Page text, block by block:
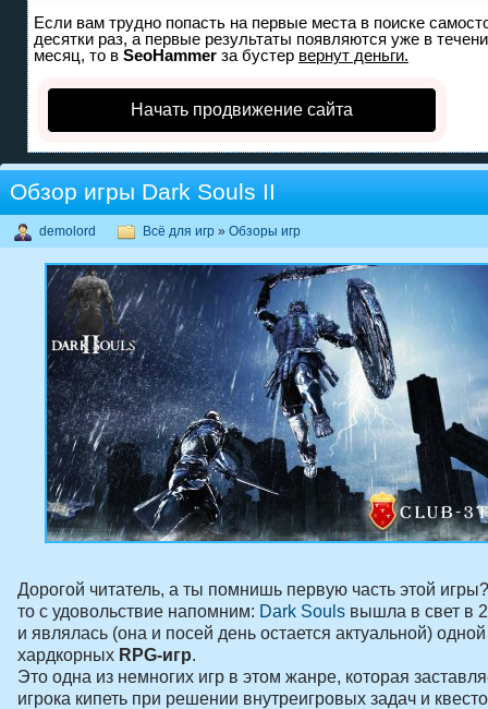
Если вам трудно попасть на первые места в поиске
десятки раз, а первые результаты появляются уже в
месяц, то в SeoHammer за бустер вернут деньги.
Начать продвижение сайта
Обзор игры Dark Souls II
demolord Всё для игр » Обзоры игр
Дорогой читатель, а ты помнишь первую часть этой
то с удовольствие напомним: Dark Souls вышла в свет в
и являлась (она и посей день остается актуальной)
хардкорных RPG-игр.
Это одна из немногих игр в этом жанре, которая
игрока кипеть при решении внутреигровых задач и